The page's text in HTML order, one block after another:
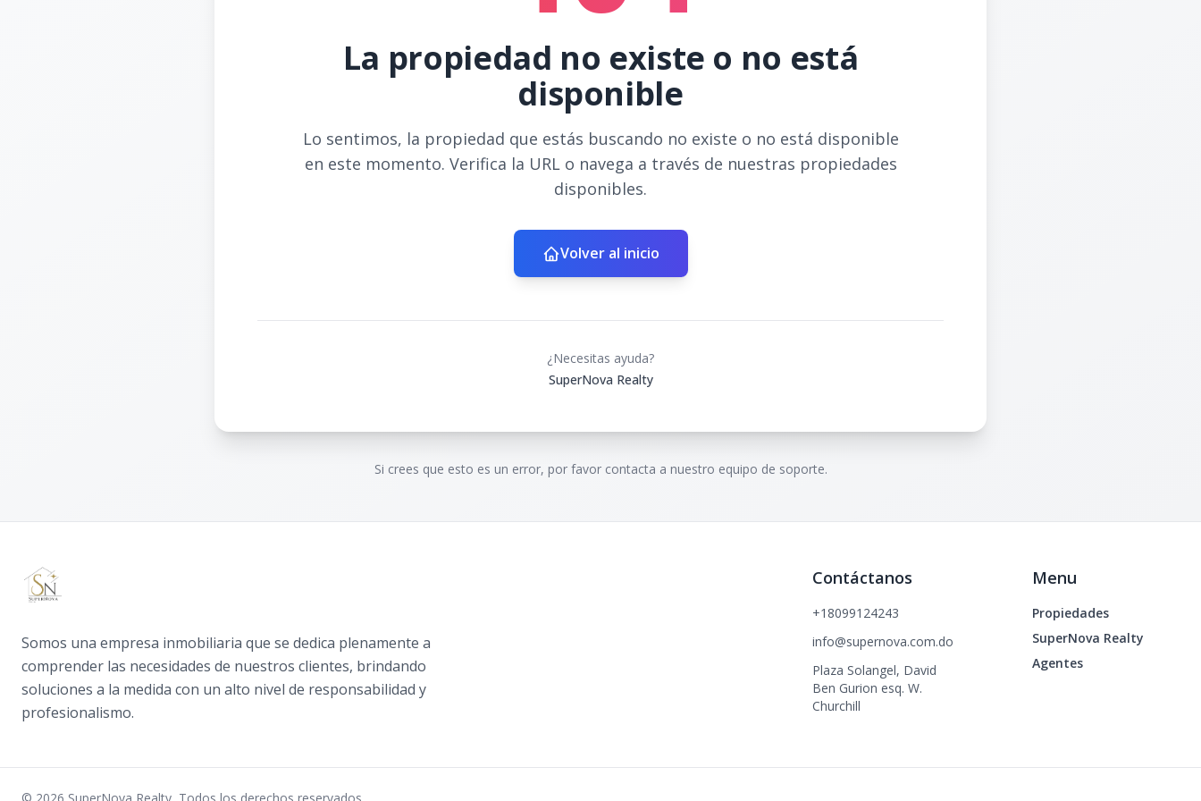
La propiedad no existe o no está
disponible
Lo sentimos, la propiedad que estás buscando no existe o no está disponible
en este momento. Verifica la URL o navega a través de nuestras propiedades
disponibles.
Volver al inicio
¿Necesitas ayuda?
SuperNova Realty
Si crees que esto es un error, por favor contacta a nuestro equipo de soporte.
Somos una empresa inmobiliaria que se dedica plenamente a
comprender las necesidades de nuestros clientes, brindando
soluciones a la medida con un alto nivel de responsabilidad y
profesionalismo.
Contáctanos
+18099124243
info@supernova.com.do
Plaza Solangel, David
Ben Gurion esq. W.
Churchill
Menu
Propiedades
SuperNova Realty
Agentes